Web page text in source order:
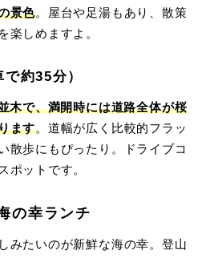
景色。屋台や足湯もあり、散策
楽しめますよ。
約35分）
木で、満開時には道路全体が桜
ます。道幅が広く比較的フラッ
散歩にもぴったり。ドライブコ
ポットです。
の幸ランチ
みたいのが新鮮な海の幸。登山